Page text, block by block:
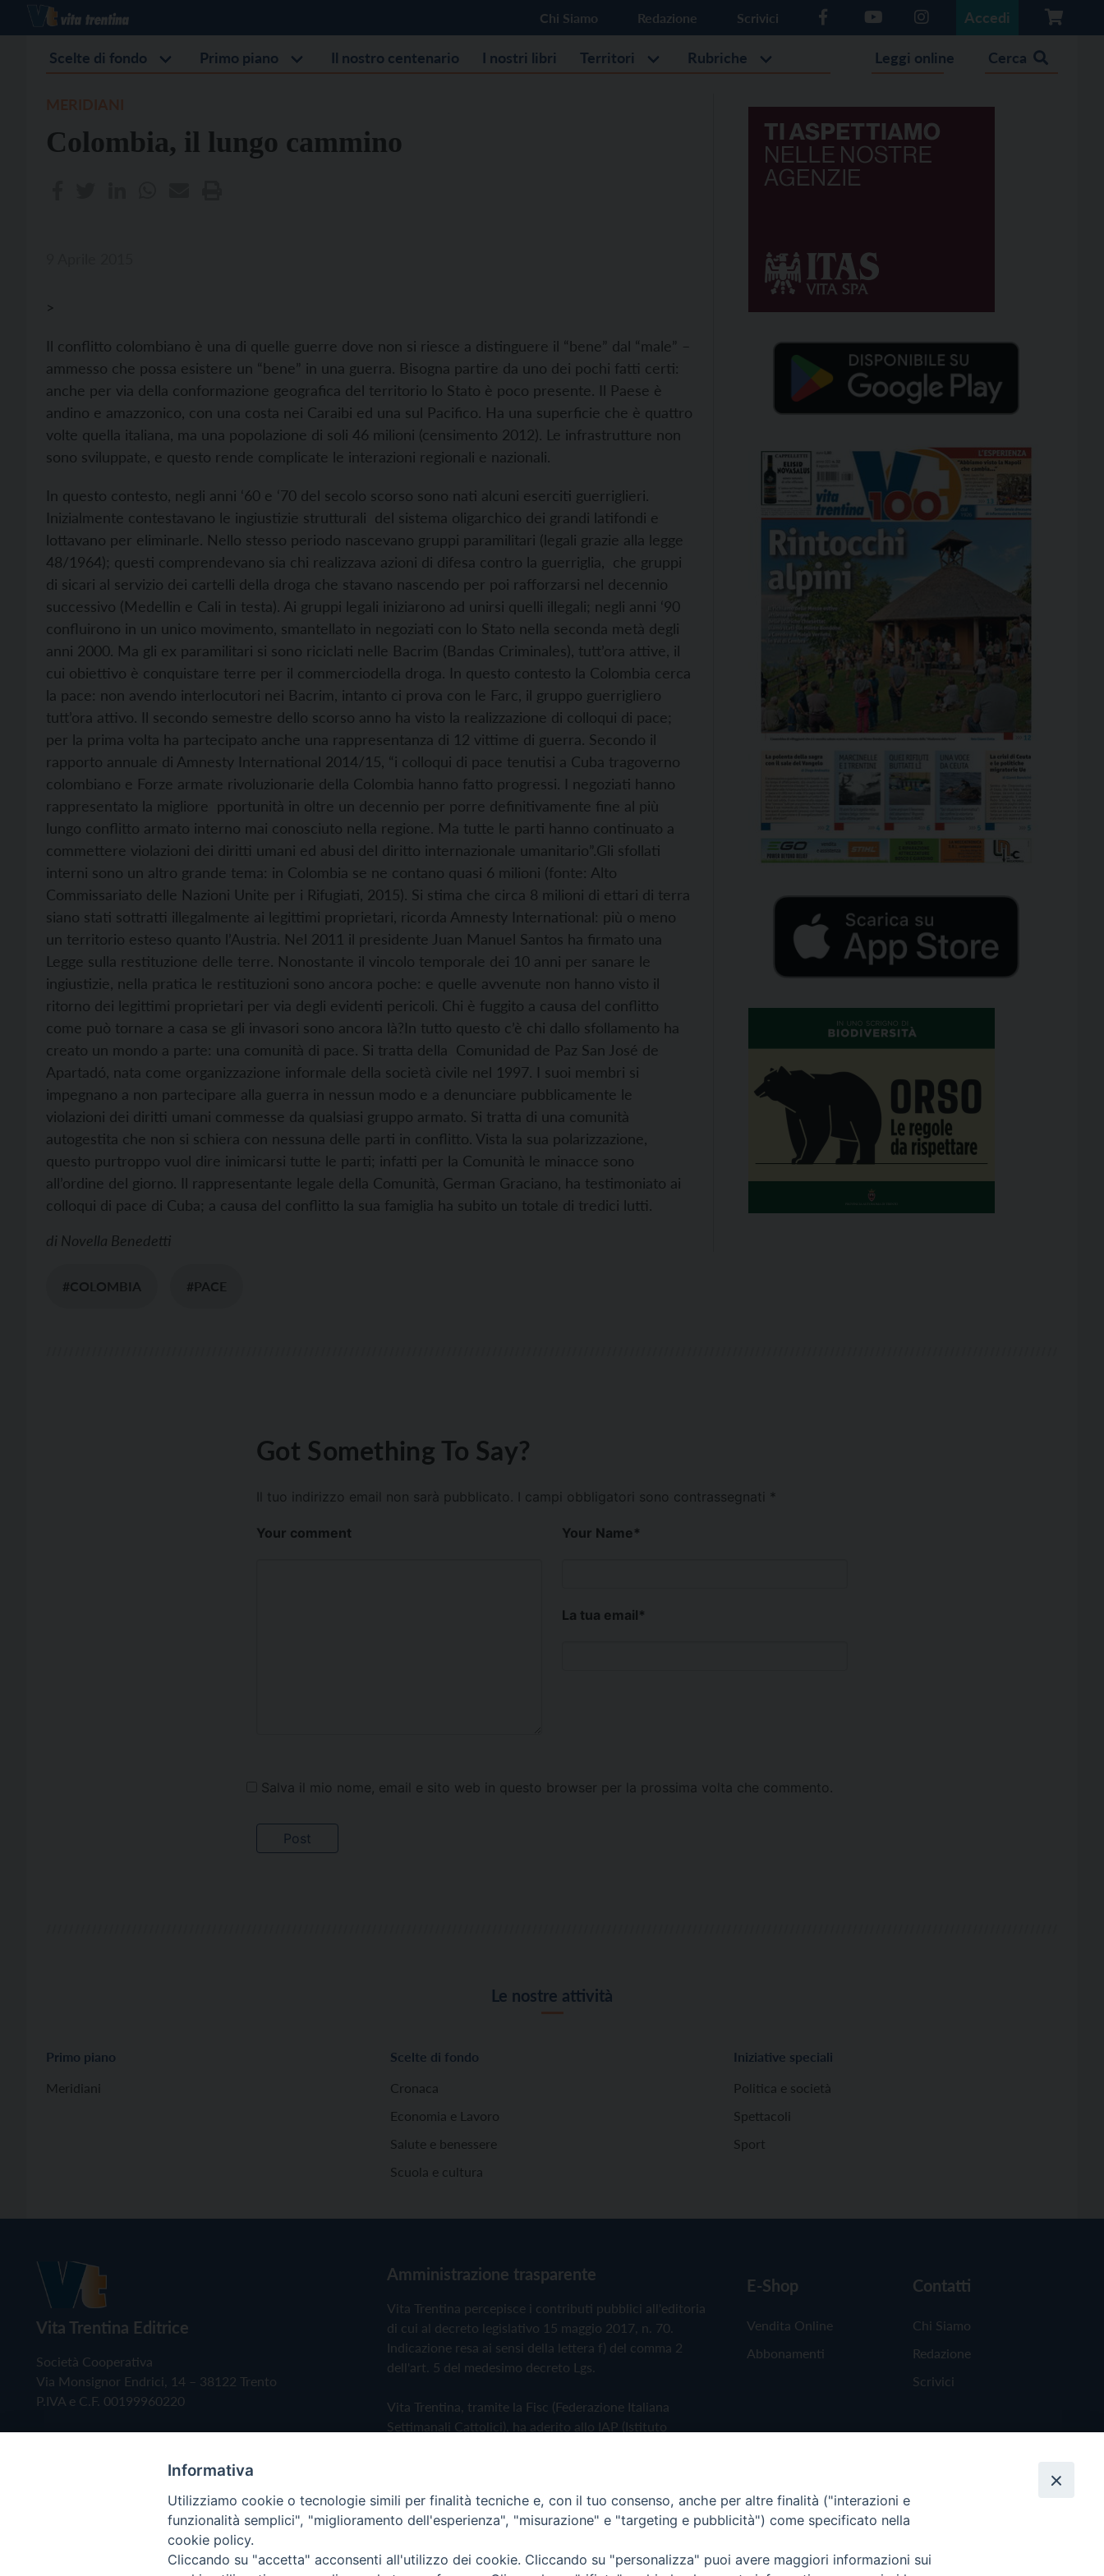
Chi Siamo Redazione Scrivici Accedi
Scelte di fondo Primo piano Il nostro centenario I nostri libri Territori Rubriche Leggi online Cerca
Colombia, il lungo cammino
>
Il conflitto colombiano è una di quelle guerre dove non si riesce a distinguere il “bene” dal “male” –
ammesso che possa esistere un “bene” in una guerra. Bisogna partire da uno dei pochi fatti certi:
anche per via della conformazione geografica del territorio lo Stato è poco presente. Il Paese è
andino e amazzonico, con una costa nei Caraibi ed una sul Pacifico. Ha una superficie che è quattro
volte quella italiana, ma una popolazione di soli 46 milioni (censimento 2012). Le infrastrutture non
sono sviluppate, e questo rende complicate le interazioni regionali e nazionali.
In questo contesto, negli anni ‘60 e ‘70 del secolo scorso sono nati alcuni eserciti guerriglieri.
Inizialmente contestavano le ingiustizie strutturali del sistema oligarchico dei grandi latifondi e
lottavano per eliminarle. Nello stesso periodo nascevano gruppi paramilitari (legali grazie alla legge
48/1964); questi comprendevano sia chi realizzava azioni di difesa contro la guerriglia, che gruppi
di sicari al servizio dei cartelli della droga che stavano nascendo per poi rafforzarsi nel decennio
successivo (Medellin e Cali in testa). Ai gruppi legali iniziarono ad unirsi quelli illegali; negli anni ‘90
confluirono in un unico movimento, smantellato in negoziati con lo Stato nella seconda metà degli
anni 2000. Ma gli ex paramilitari si sono riciclati nelle Bacrim (Bandas Criminales), tutt’ora attive, il
cui obiettivo è conquistare terre per il commerciodella droga. In questo contesto la Colombia cerca
la pace: non avendo interlocutori nei Bacrim, intanto ci prova con le Farc, il gruppo guerrigliero
tutt’ora attivo. Il secondo semestre dello scorso anno ha visto la realizzazione di colloqui di pace;
per la prima volta ha partecipato anche una rappresentanza di 12 vittime di guerra. Secondo il
rapporto annuale di Amnesty International 2014/15, “i colloqui di pace tenutisi a Cuba tragoverno
colombiano e Forze armate rivoluzionarie della Colombia hanno fatto progressi. I negoziati hanno
rappresentato la migliore pportunità in oltre un decennio per porre definitivamente fine al più
lungo conflitto armato interno mai conosciuto nella regione. Ma tutte le parti hanno continuato a
commettere violazioni dei diritti umani ed abusi del diritto internazionale umanitario”.Gli sfollati
interni sono un altro grande tema: in Colombia se ne contano quasi 6 milioni (fonte: Alto
Commissariato delle Nazioni Unite per i Rifugiati, 2015). Si stima che circa 8 milioni di ettari di terra
siano stati sottratti illegalmente ai legittimi proprietari, ricorda Amnesty International: più o meno
un territorio esteso quanto l’Austria. Nel 2011 il presidente Juan Manuel Santos ha firmato una
Legge sulla restituzione delle terre. Nonostante il vincolo temporale dei 10 anni per sanare le
ingiustizie, nella pratica le restituzioni sono ancora poche: e quelle avvenute non hanno visto il
ritorno dei legittimi proprietari per via degli evidenti pericoli. Chi è fuggito a causa del conflitto
come può tornare a casa se gli invasori sono ancora là?In tutto questo c’è chi dallo sfollamento ha
creato un mondo a parte: una comunità di pace. Si tratta della Comunidad de Paz San José de
Apartadó, nata come organizzazione informale della società civile nel 1997. I suoi membri si
impegnano a non partecipare alla guerra in nessun modo e a denunciare pubblicamente le
violazioni dei diritti umani commesse da qualsiasi gruppo armato. Si tratta di una comunità
autogestita che non si schiera con nessuna delle parti in conflitto. Vista la sua polarizzazione,
questo purtroppo vuol dire inimicarsi tutte le parti; infatti per la Comunità le minacce sono
all’ordine del giorno. Il rappresentante legale della Comunità, German Graciano, ha testimoniato ai
colloqui di pace di Cuba; a causa del conflitto la sua famiglia ha subito un totale di tredici lutti.
di Novella Benedetti
#COLOMBIA #PACE
Got Something To Say?
Il tuo indirizzo email non sarà pubblicato. I campi obbligatori sono contrassegnati *
Your comment Your Name*
La tua email*
Salva il mio nome, email e sito web in questo browser per la prossima volta che commento.
Le nostre attività
Primo piano
Meridiani
Scelte di fondo
Cronaca
Economia e Lavoro
Salute e benessere
Scuola e cultura
Iniziative speciali
Politica e società
Spettacoli
Sport
Vita Trentina Editrice
Società Cooperativa
Via Monsignor Endrici, 14 – 38122 Trento
P.IVA e C.F. 00199960220
Amministrazione trasparente
Vita Trentina percepisce i contributi pubblici all'editoria
di cui al decreto legislativo 15 maggio 2017, n. 70.
Indicazione resa ai sensi della lettera f) del comma 2
dell'art. 5 del medesimo decreto Lgs.
Vita Trentina, tramite la Fisc (Federazione Italiana
Settimanali Cattolici), ha aderito allo IAP (Istituto
Privacy Policy Cookie Policy
E-Shop
Vendita Online
Abbonamenti
Contatti
Chi Siamo
Redazione
Scrivici
Informativa
Utilizziamo cookie o tecnologie simili per finalità tecniche e, con il tuo consenso, anche per altre finalità ("interazioni e
funzionalità semplici", "miglioramento dell'esperienza", "misurazione" e "targeting e pubblicità") come specificato nella
cookie policy.
Cliccando su "accetta" acconsenti all'utilizzo dei cookie. Cliccando su "personalizza" puoi avere maggiori informazioni sui